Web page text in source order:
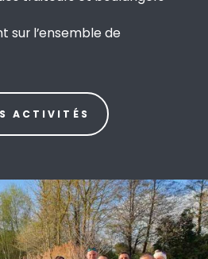
sur l’ensemble de
ACTIVITÉS